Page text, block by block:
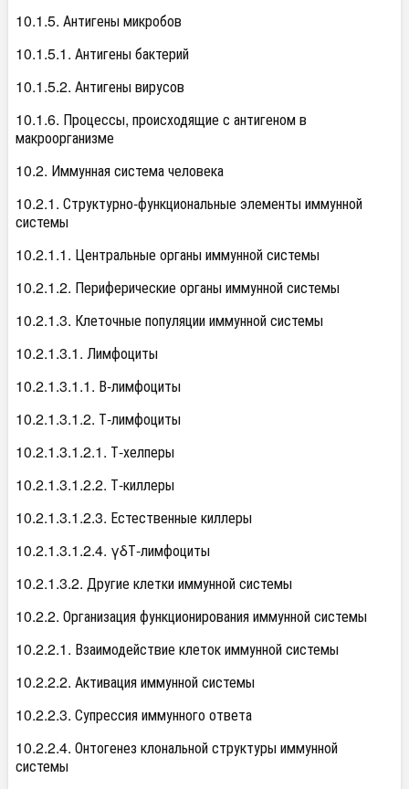
10.1.5. Антигены микробов
10.1.5.1. Антигены бактерий
10.1.5.2. Антигены вирусов
10.1.6. Процессы, происходящие с антигеном в
макроорганизме
10.2. Иммунная система человека
10.2.1. Структурно-функциональные элементы иммунной
системы
10.2.1.1. Центральные органы иммунной системы
10.2.1.2. Периферические органы иммунной системы
10.2.1.3. Клеточные популяции иммунной системы
10.2.1.3.1. Лимфоциты
10.2.1.3.1.1. В-лимфоциты
10.2.1.3.1.2. Т-лимфоциты
10.2.1.3.1.2.1. Т-хелперы
10.2.1.3.1.2.2. Т-киллеры
10.2.1.3.1.2.3. Естественные киллеры
10.2.1.3.1.2.4. γδТ-лимфоциты
10.2.1.3.2. Другие клетки иммунной системы
10.2.2. Организация функционирования иммунной системы
10.2.2.1. Взаимодействие клеток иммунной системы
10.2.2.2. Активация иммунной системы
10.2.2.3. Супрессия иммунного ответа
10.2.2.4. Онтогенез клональной структуры иммунной
системы